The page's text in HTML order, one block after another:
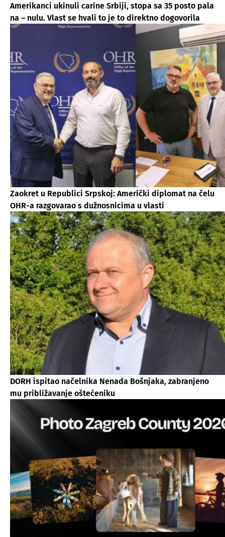
Amerikanci ukinuli carine Srbiji, stopa sa 35 posto pala
na – nulu. Vlast se hvali to je to direktno dogovorila
Zaokret u Republici Srpskoj: Američki diplomat na čelu
OHR-a razgovarao s dužnosnicima u vlasti
DORH ispitao načelnika Nenada Bošnjaka, zabranjeno
mu približavanje oštećeniku